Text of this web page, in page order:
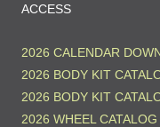
ACCESS
2026 CALENDAR
2026 BODY KIT
2026 BODY KIT
2026 WHEEL